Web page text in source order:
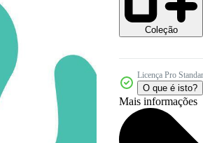
Coleção
Licença Pro
O que é isto?
Mais informações